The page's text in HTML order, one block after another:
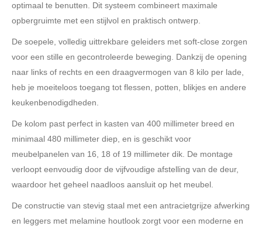
optimaal te benutten. Dit systeem combineert maximale
opbergruimte met een stijlvol en praktisch ontwerp.
De soepele, volledig uittrekbare geleiders met soft-close zorgen
voor een stille en gecontroleerde beweging. Dankzij de opening
naar links of rechts en een draagvermogen van 8 kilo per lade,
heb je moeiteloos toegang tot flessen, potten, blikjes en andere
keukenbenodigdheden.
De kolom past perfect in kasten van 400 millimeter breed en
minimaal 480 millimeter diep, en is geschikt voor
meubelpanelen van 16, 18 of 19 millimeter dik. De montage
verloopt eenvoudig door de vijfvoudige afstelling van de deur,
waardoor het geheel naadloos aansluit op het meubel.
De constructie van stevig staal met een antracietgrijze afwerking
en leggers met melamine houtlook zorgt voor een moderne en